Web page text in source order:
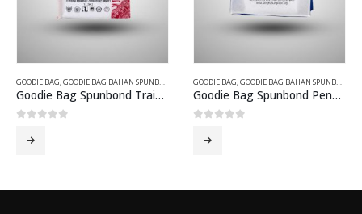
GOODIE BAG,GOODIE BAG BAHAN SPUNBOND
Goodie Bag Spunbond Training Financial
GOODIE BAG,GOODIE BAG BAHAN SPUNBOND
Goodie Bag Spunbond Penghubung Kepri